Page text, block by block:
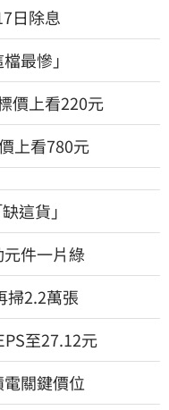
日除息
最慘」
價上看220元
上看780元
這貨」
件一片綠
掃2.2萬張
至27.12元
關鍵價位